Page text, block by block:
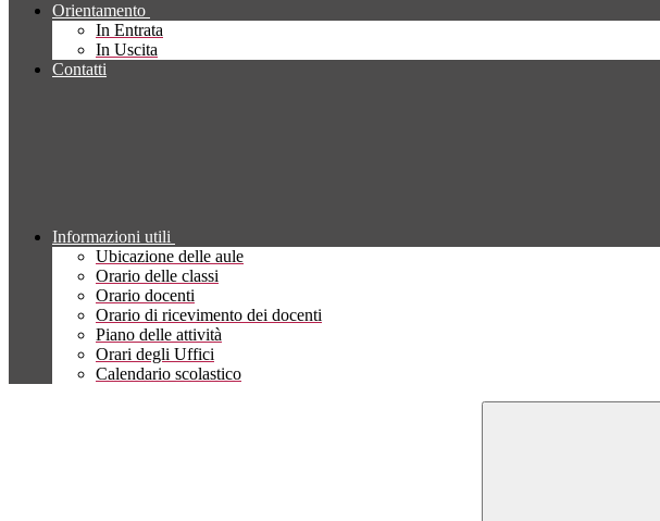
Orientamento
In Entrata
In Uscita
Contatti
Informazioni utili
Ubicazione delle aule
Orario delle classi
Orario docenti
Orario di ricevimento dei docenti
Piano delle attività
Orari degli Uffici
Calendario scolastico